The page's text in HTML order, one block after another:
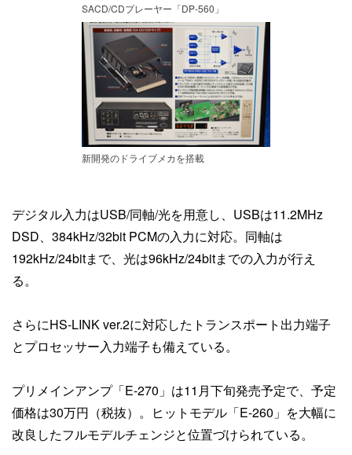
SACD/CDプレーヤー「DP-560」
新開発のドライブメカを搭載
デジタル入力はUSB/同軸/光を用意し、USBは11.2MHz
DSD、384kHz/32bit PCMの入力に対応。同軸は
192kHz/24bitまで、光は96kHz/24bitまでの入力が行え
る。
さらにHS-LINK ver.2に対応したトランスポート出力端子
とプロセッサー入力端子も備えている。
プリメインアンプ「E-270」は11月下旬発売予定で、予定
価格は30万円（税抜）。ヒットモデル「E-260」を大幅に
改良したフルモデルチェンジと位置づけられている。